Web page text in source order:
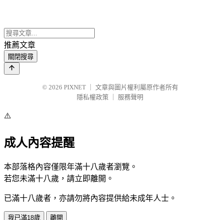
推薦文章
關閉搜尋
© 2026 PIXNET
文章與圖片權利屬原作者所有
隱私權政策
服務聲明
⚠️
成人內容提醒
本部落格內容僅限年滿十八歲者瀏覽。
若您未滿十八歲，請立即離開。
已滿十八歲者，亦請勿將內容提供給未成年人士。
我已滿18歲 離開